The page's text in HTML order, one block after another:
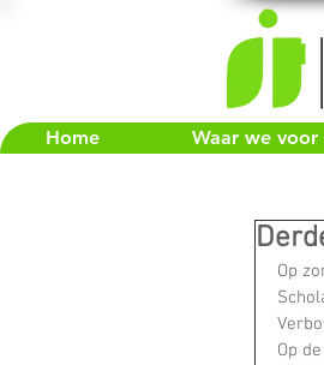
Home Waar we voor
Op
Op